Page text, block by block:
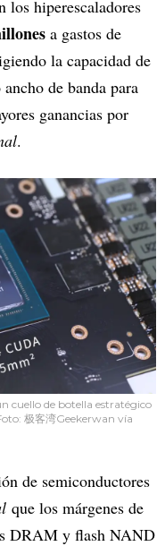
los hiperescaladores
a gastos de
la capacidad de
de banda para
ganancias por
.
cuello de botella estratégico
极客湾Geekerwan vía
de semiconductores
que los márgenes de
DRAM y flash NAND